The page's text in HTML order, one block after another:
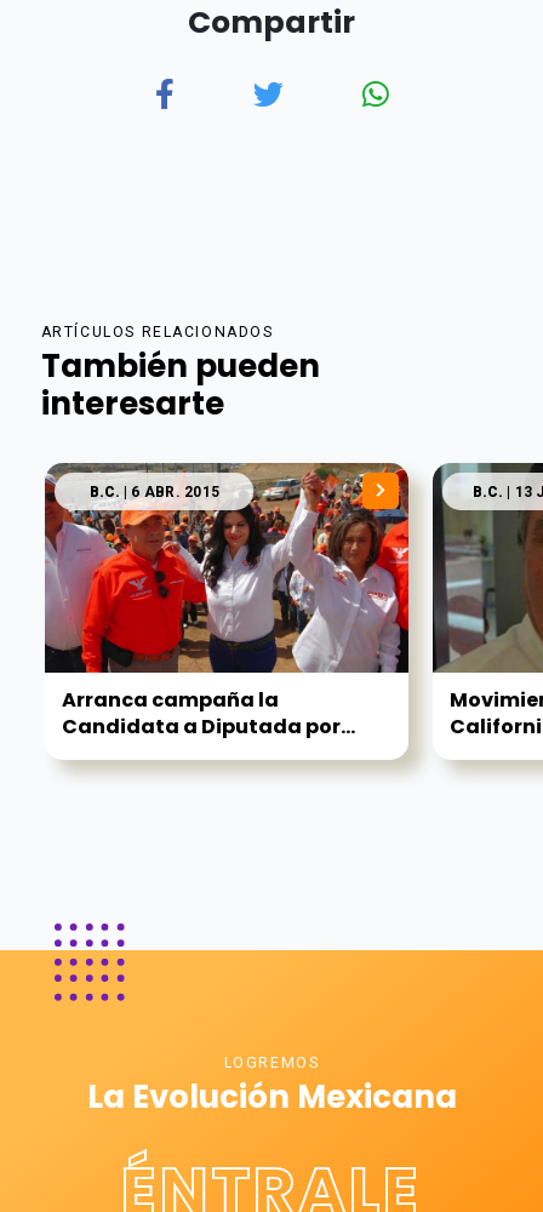
Compartir
ARTÍCULOS RELACIONADOS
También pueden
interesarte
B.C. | 6 ABR. 2015
Arranca campaña la
Candidata a Diputada por...
B.C. | 13
LOGREMOS
La Evolución Mexicana
ÉNTRALE